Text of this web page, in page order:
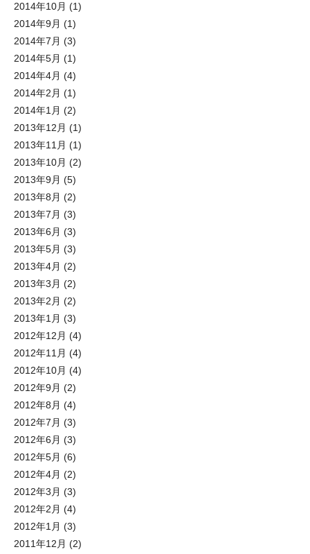
2014年10月 (1)
2014年9月 (1)
2014年7月 (3)
2014年5月 (1)
2014年4月 (4)
2014年2月 (1)
2014年1月 (2)
2013年12月 (1)
2013年11月 (1)
2013年10月 (2)
2013年9月 (5)
2013年8月 (2)
2013年7月 (3)
2013年6月 (3)
2013年5月 (3)
2013年4月 (2)
2013年3月 (2)
2013年2月 (2)
2013年1月 (3)
2012年12月 (4)
2012年11月 (4)
2012年10月 (4)
2012年9月 (2)
2012年8月 (4)
2012年7月 (3)
2012年6月 (3)
2012年5月 (6)
2012年4月 (2)
2012年3月 (3)
2012年2月 (4)
2012年1月 (3)
2011年12月 (2)